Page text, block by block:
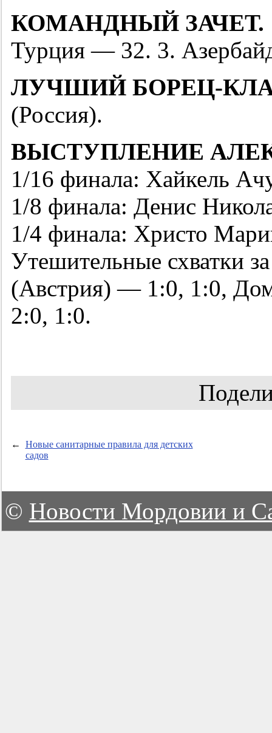
КОМАНДНЫЙ ЗАЧЕТ.
Турция — 32. 3.
ЛУЧШИЙ БОРЕЦ-
(Россия).
ВЫСТУПЛЕНИЕ
1/16 финала: Хайкель
1/8 финала: Денис
1/4 финала: Христо
Утешительные схватки
(Австрия) — 1:0, 1:0,
2:0, 1:0.
←
Новые санитарные правила для детских
садов
© Новости Мордовии и